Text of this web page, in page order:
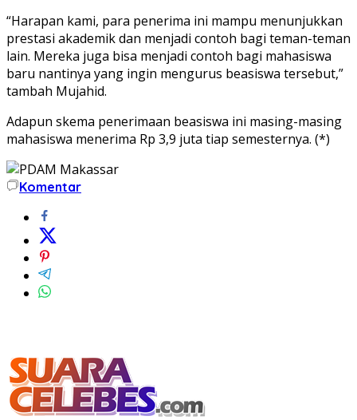
“Harapan kami, para penerima ini mampu menunjukkan
prestasi akademik dan menjadi contoh bagi teman-teman
lain. Mereka juga bisa menjadi contoh bagi mahasiswa
baru nantinya yang ingin mengurus beasiswa tersebut,”
tambah Mujahid.
Adapun skema penerimaan beasiswa ini masing-masing
mahasiswa menerima Rp 3,9 juta tiap semesternya. (*)
Komentar